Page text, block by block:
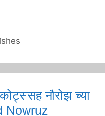
नौरोझ च्या
Nowruz